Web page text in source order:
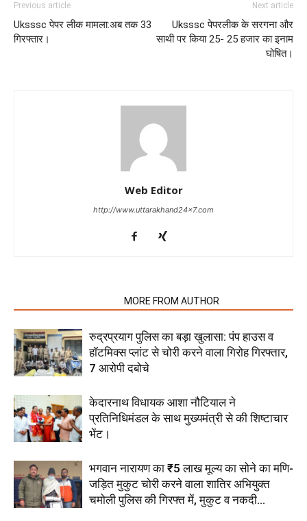
Previous article
Uksssc पेपर लीक मामला:अब तक 33
गिरफ्तार।
Next article
Uksssc पेपरलीक के सरगना और
साथी पर किया 25- 25 हजार का इनाम
घोषित।
Web Editor
http://www.uttarakhand24x7.com
MORE FROM AUTHOR
रुद्रप्रयाग पुलिस का बड़ा खुलासा: पंप हाउस व
हॉटमिक्स प्लांट से चोरी करने वाला गिरोह गिरफ्तार,
7 आरोपी दबोचे
केदारनाथ विधायक आशा नौटियाल ने
प्रतिनिधिमंडल के साथ मुख्यमंत्री से की शिष्टाचार
भेंट।
भगवान नारायण का ₹5 लाख मूल्य का सोने का मणि-
जड़ित मुकुट चोरी करने वाला शातिर अभियुक्त
चमोली पुलिस की गिरफ्त में, मुकुट व नकदी...